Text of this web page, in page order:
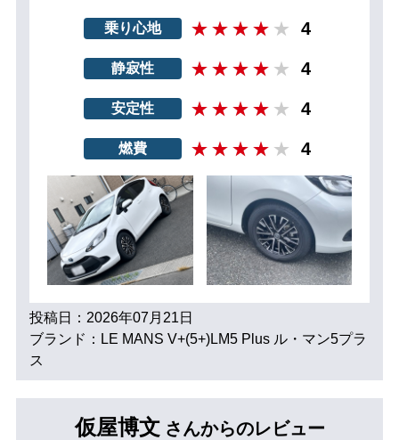
乗り心地 4
静寂性 4
安定性 4
燃費 4
投稿日：2026年07月21日
ブランド：LE MANS V+(5+)LM5 Plus ル・マン5プラ
ス
仮屋博文 さんからのレビュー